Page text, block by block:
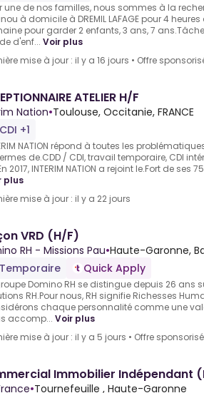
une de nos familles, nous sommes à la
à domicile à DREMIL LAFAGE pour 4
pour garder 2 enfants, 3 ans, 7
d'enf... Voir plus
mise à jour : il y a 16 jours • Offre
ATELIER H/F
Nation•Toulouse, Occitanie, FRANCE
CDI +1
NATION répond à toutes les
de.CDD / CDI, travail temporaire, CDI
2017, INTERIM NATION a rejoint le.Fort de ses
plus
mise à jour : il y a 22 jours
VRD (H/F)
RH - Missions Pau•Haute-Garonne,
Temporaire
Quick Apply
Domino RH se distingue depuis 26 ans
RH.Pour nous, RH signifie Richesses
chaque personnalité comme une
accomp... Voir plus
mise à jour : il y a 5 jours • Offre
Immobilier Indépendant
•Tournefeuille , Haute-Garonne